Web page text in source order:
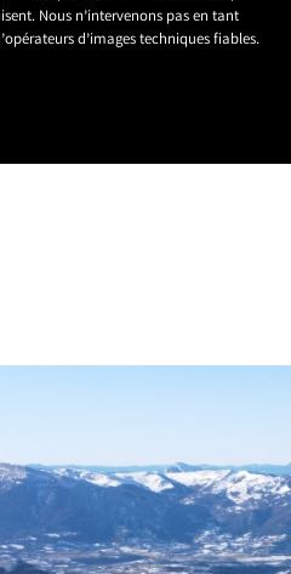
Nous n’intervenons pas en tant
d’images techniques fiables.